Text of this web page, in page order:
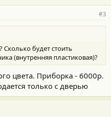
#3
Сколько будет стоить
(внутренняя пластиковая)?
цвета. Приборка - 6000р.
только с дверью